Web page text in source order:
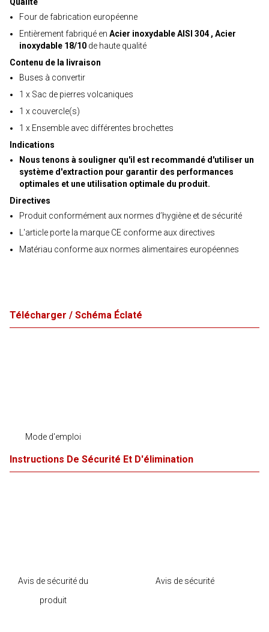
Four de fabrication européenne
Entièrement fabriqué en Acier inoxydable AISI 304 , Acier
inoxydable 18/10 de haute qualité
Contenu de la livraison
Buses à convertir
1 x Sac de pierres volcaniques
1 x couvercle(s)
1 x Ensemble avec différentes brochettes
Indications
Nous tenons à souligner qu'il est recommandé d'utiliser un
système d'extraction pour garantir des performances
optimales et une utilisation optimale du produit.
Directives
Produit conformément aux normes d’hygiène et de sécurité
L'article porte la marque CE conforme aux directives
Matériau conforme aux normes alimentaires européennes
Télécharger / Schéma Éclaté
Mode d'emploi
Instructions De Sécurité Et D'élimination
Avis de sécurité du
produit
Avis de sécurité